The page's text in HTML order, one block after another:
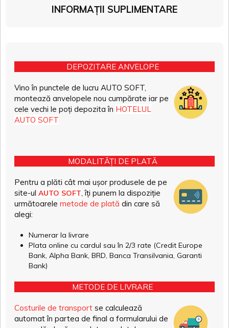
INFORMAȚII SUPLIMENTARE
DEPOZITARE ANVELOPE
Vino în punctele de lucru AUTO SOFT,
montează anvelopele nou cumpărate iar pe
cele vechi le poți depozita în HOTELUL
AUTO SOFT
MODALITĂȚI DE PLATĂ
Pentru a plăti cât mai ușor produsele de pe
site-ul AUTO SOFT , îți punem la dispoziție
următoarele metode de plată din care să
alegi:
Numerar la livrare
Plata online cu cardul sau în 2/3 rate (Credit Europe
Bank, Alpha Bank, BRD, Banca Transilvania, Garanti
Bank)
METODE DE LIVRARE
Costurile de transport se calculează
automat în partea de final a formularului de